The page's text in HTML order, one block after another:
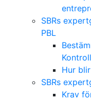
SBRs
PBL
Hur
SBRs
Krav